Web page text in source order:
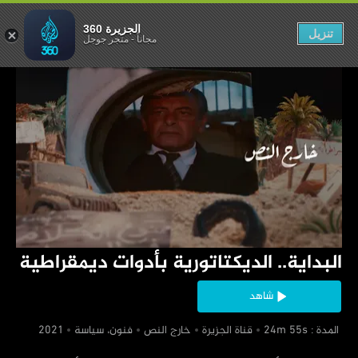
‏البداية.. الديكتاتورية بأدوات ديمقراطية
شاهد
‏ المدة : 24m 55s
‏قناة الجزيرة ‏خارج النص ‏فنون، سياسة
ديمقراطية
الجزيرة 360
مجاناً-متجر جوجل تنزيل